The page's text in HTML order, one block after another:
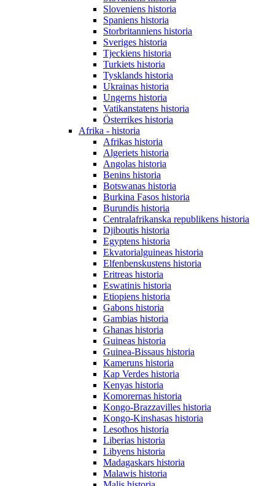
Sloveniens historia
Spaniens historia
Storbritanniens historia
Sveriges historia
Tjeckiens historia
Turkiets historia
Tysklands historia
Ukrainas historia
Ungerns historia
Vatikanstatens historia
Österrikes historia
Afrika - historia
Afrikas historia
Algeriets historia
Angolas historia
Benins historia
Botswanas historia
Burkina Fasos historia
Burundis historia
Centralafrikanska republikens historia
Djiboutis historia
Egyptens historia
Ekvatorialguineas historia
Elfenbenskustens historia
Eritreas historia
Eswatinis historia
Etiopiens historia
Gabons historia
Gambias historia
Ghanas historia
Guineas historia
Guinea-Bissaus historia
Kameruns historia
Kap Verdes historia
Kenyas historia
Komorernas historia
Kongo-Brazzavilles historia
Kongo-Kinshasas historia
Lesothos historia
Liberias historia
Libyens historia
Madagaskars historia
Malawis historia